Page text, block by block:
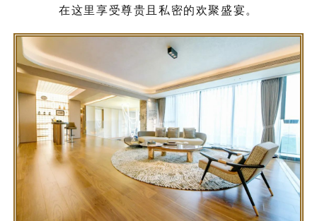
在这里享受尊贵且私密的欢聚盛宴。